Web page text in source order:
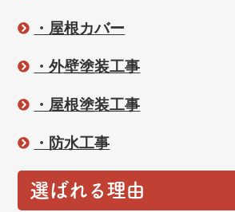
・屋根カバー
・外壁塗装工事
・屋根塗装工事
・防水工事
選ばれる理由